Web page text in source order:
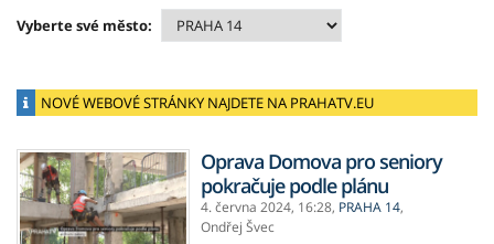
Vyberte své město:
NOVÉ WEBOVÉ STRÁNKY NAJDETE NA PRAHATV.EU
Oprava Domova pro seniory
pokračuje podle plánu
4. června 2024, 16:28, PRAHA 14,
Ondřej Švec